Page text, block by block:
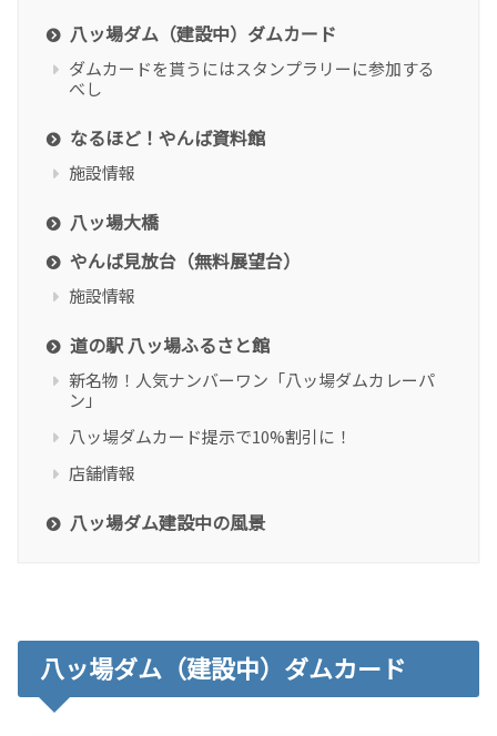
八ッ場ダム（建設中）ダムカード
ダムカードを貰うにはスタンプラリーに参加する
べし
なるほど！やんば資料館
施設情報
八ッ場大橋
やんば見放台（無料展望台）
施設情報
道の駅 八ッ場ふるさと館
新名物！人気ナンバーワン「八ッ場ダムカレーパ
ン」
八ッ場ダムカード提示で10%割引に！
店舗情報
八ッ場ダム建設中の風景
八ッ場ダム（建設中）ダムカード